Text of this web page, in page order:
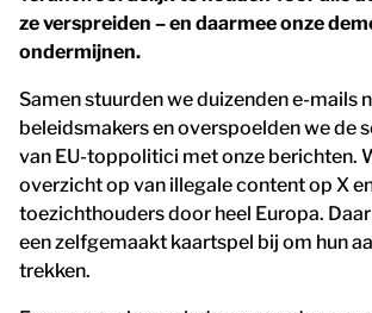
ze verspreiden – en daarmee onze
ondermijnen.
Samen stuurden we duizenden e-mails
beleidsmakers en overspoelden we de
van EU-toppolitici met onze berichten.
overzicht op van illegale content op X
toezichthouders door heel Europa.
een zelfgemaakt kaartspel bij om hun
trekken.